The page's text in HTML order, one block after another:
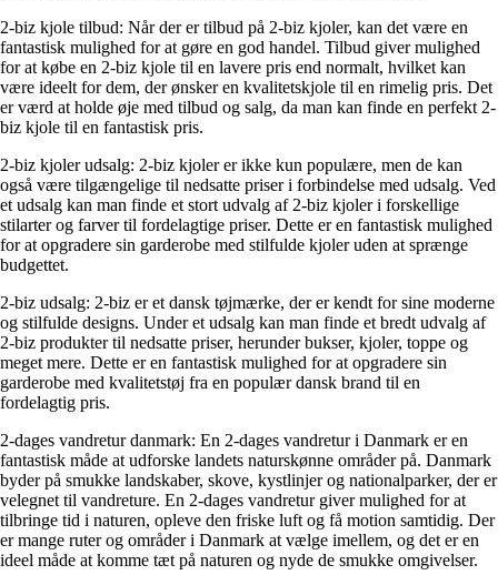
2-biz kjole tilbud: Når der er tilbud på 2-biz kjoler, kan det være en
fantastisk mulighed for at gøre en god handel. Tilbud giver mulighed
for at købe en 2-biz kjole til en lavere pris end normalt, hvilket kan
være ideelt for dem, der ønsker en kvalitetskjole til en rimelig pris. Det
er værd at holde øje med tilbud og salg, da man kan finde en perfekt 2-
biz kjole til en fantastisk pris.
2-biz kjoler udsalg: 2-biz kjoler er ikke kun populære, men de kan
også være tilgængelige til nedsatte priser i forbindelse med udsalg. Ved
et udsalg kan man finde et stort udvalg af 2-biz kjoler i forskellige
stilarter og farver til fordelagtige priser. Dette er en fantastisk mulighed
for at opgradere sin garderobe med stilfulde kjoler uden at sprænge
budgettet.
2-biz udsalg: 2-biz er et dansk tøjmærke, der er kendt for sine moderne
og stilfulde designs. Under et udsalg kan man finde et bredt udvalg af
2-biz produkter til nedsatte priser, herunder bukser, kjoler, toppe og
meget mere. Dette er en fantastisk mulighed for at opgradere sin
garderobe med kvalitetstøj fra en populær dansk brand til en
fordelagtig pris.
2-dages vandretur danmark: En 2-dages vandretur i Danmark er en
fantastisk måde at udforske landets naturskønne områder på. Danmark
byder på smukke landskaber, skove, kystlinjer og nationalparker, der er
velegnet til vandreture. En 2-dages vandretur giver mulighed for at
tilbringe tid i naturen, opleve den friske luft og få motion samtidig. Der
er mange ruter og områder i Danmark at vælge imellem, og det er en
ideel måde at komme tæt på naturen og nyde de smukke omgivelser.